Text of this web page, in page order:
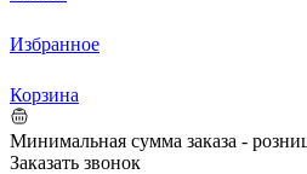
Избранное
Корзина
Минимальная сумма заказа -
Заказать звонок